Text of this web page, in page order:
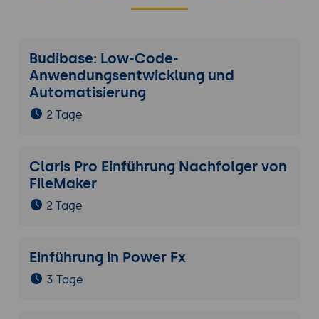
Budibase: Low-Code-
Anwendungsentwicklung und
Automatisierung
2 Tage
Claris Pro Einführung Nachfolger von
FileMaker
2 Tage
Einführung in Power Fx
3 Tage